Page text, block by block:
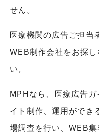
せん。
医療機関の広告ご担当
WEB制作会社をお探し
い。
MPH なら、医療広告ガ
イト制作、運用ができ
場調査を行い、 WEB集